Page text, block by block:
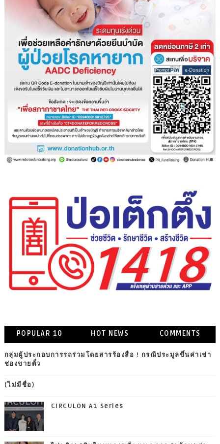
POPULAR 10 HOT NEWS COMMENTS
กลุ่มผู้ประกอบการรถร่วมโดยสารร้องสื่อ ! กรณีประมูลขึ้นค่าเช่า
ช่องขายตั๋ว
(ไม่มีชื่อ)
CIRCULON A1 Series